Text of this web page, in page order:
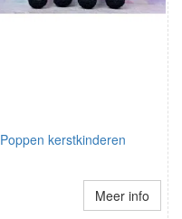
Poppen kerstkinderen
Meer info